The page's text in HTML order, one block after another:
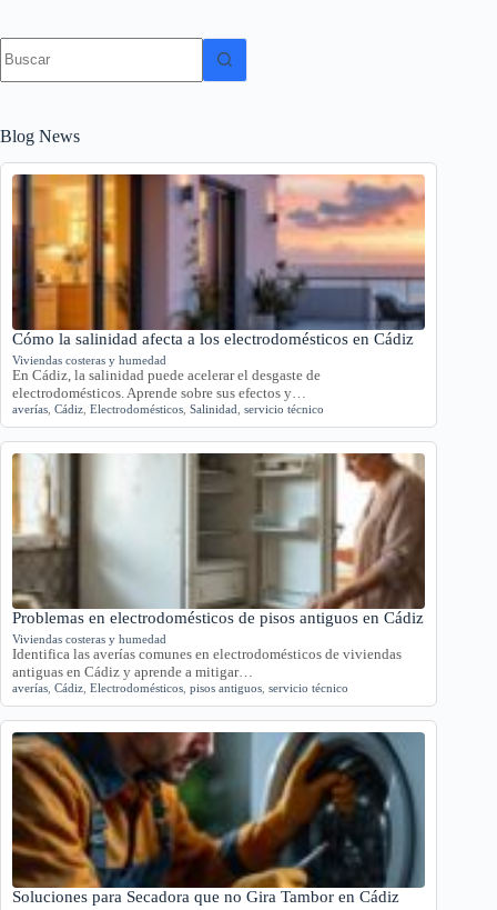
resultados
Blog News
Cómo la salinidad afecta a los electrodomésticos en Cádiz
Viviendas costeras y humedad
En Cádiz, la salinidad puede acelerar el desgaste de
electrodomésticos. Aprende sobre sus efectos y…
averías Cádiz Electrodomésticos Salinidad servicio técnico
Problemas en electrodomésticos de pisos antiguos en Cádiz
Viviendas costeras y humedad
Identifica las averías comunes en electrodomésticos de viviendas
antiguas en Cádiz y aprende a mitigar…
averías Cádiz Electrodomésticos pisos antiguos servicio técnico
Soluciones para Secadora que no Gira Tambor en Cádiz